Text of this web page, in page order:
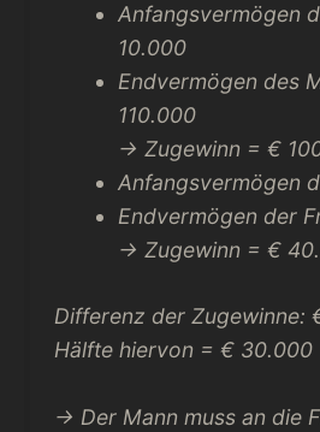
Anfangsvermögen
10.000
Endvermögen des
110.000
→ Zugewinn = €
Anfangsvermögen
Endvermögen der
→ Zugewinn = €
Differenz der Zugewinne:
Hälfte hiervon = € 30.000
→ Der Mann muss an die